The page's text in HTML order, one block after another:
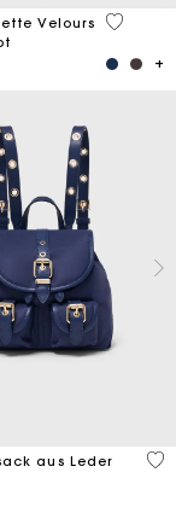
Velours
5 out of
aus Leder
5